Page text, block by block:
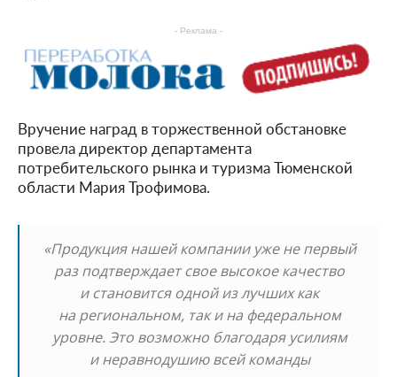
- Реклама -
Вручение наград в торжественной обстановке
провела директор департамента
потребительского рынка и туризма Тюменской
области Мария Трофимова.
«Продукция нашей компании уже не первый
раз подтверждает свое высокое качество
и становится одной из лучших как
на региональном, так и на федеральном
уровне. Это возможно благодаря усилиям
и неравнодушию всей команды